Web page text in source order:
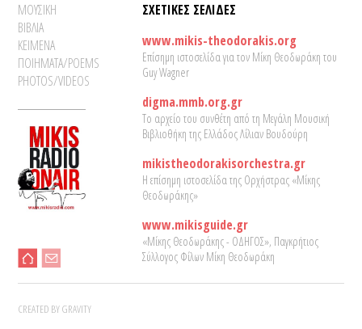
ΜΟΥΣΙΚΗ
ΒΙΒΛΙΑ
ΚΕΙΜΕΝΑ
ΠΟΙΗΜΑΤΑ/POEMS
PHOTOS/VIDEOS
ΣΧΕΤΙΚΕΣ ΣΕΛΙΔΕΣ
www.mikis-theodorakis.org
Επίσημη ιστοσελίδα για τον Μίκη Θεοδωράκη του
Guy Wagner
digma.mmb.org.gr
Το αρχείο του συνθέτη από τη Μεγάλη Μουσική
Βιβλιοθήκη της Ελλάδος Λίλιαν Βουδούρη
mikistheodorakisorchestra.gr
Η επίσημη ιστοσελίδα της Ορχήστρας «Μίκης
Θεοδωράκης»
www.mikisguide.gr
«Μίκης Θεοδωράκης - ΟΔΗΓΟΣ», Παγκρήτιος
Σύλλογος Φίλων Μίκη Θεοδωράκη
CREATED BY GRAVITY